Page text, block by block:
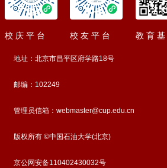
校 庆 平 台 校 友 平 台 教 育 基
地址：北京市昌平区府学路18号
邮编：102249
管理员信箱：webmaster@cup.edu.cn
版权所有 ©中国石油大学(北京)
京公网安备110402430032号